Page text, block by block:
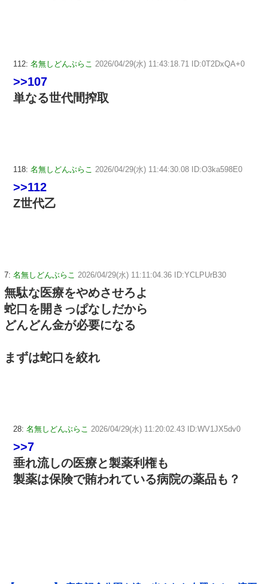
112: 名無しどんぶらこ 2026/04/29(水) 11:43:18.71 ID:0T2DxQA+0
>>107
単なる世代間搾取
118: 名無しどんぶらこ 2026/04/29(水) 11:44:30.08 ID:O3ka598E0
>>112
Z世代乙
7: 名無しどんぶらこ 2026/04/29(水) 11:11:04.36 ID:YCLPUrB30
無駄な医療をやめさせろよ
蛇口を開きっぱなしだから
どんどん金が必要になる
まずは蛇口を絞れ
28: 名無しどんぶらこ 2026/04/29(水) 11:20:02.43 ID:WV1JX5dv0
>>7
垂れ流しの医療と製薬利権も
製薬は保険で賄われている病院の薬品も？